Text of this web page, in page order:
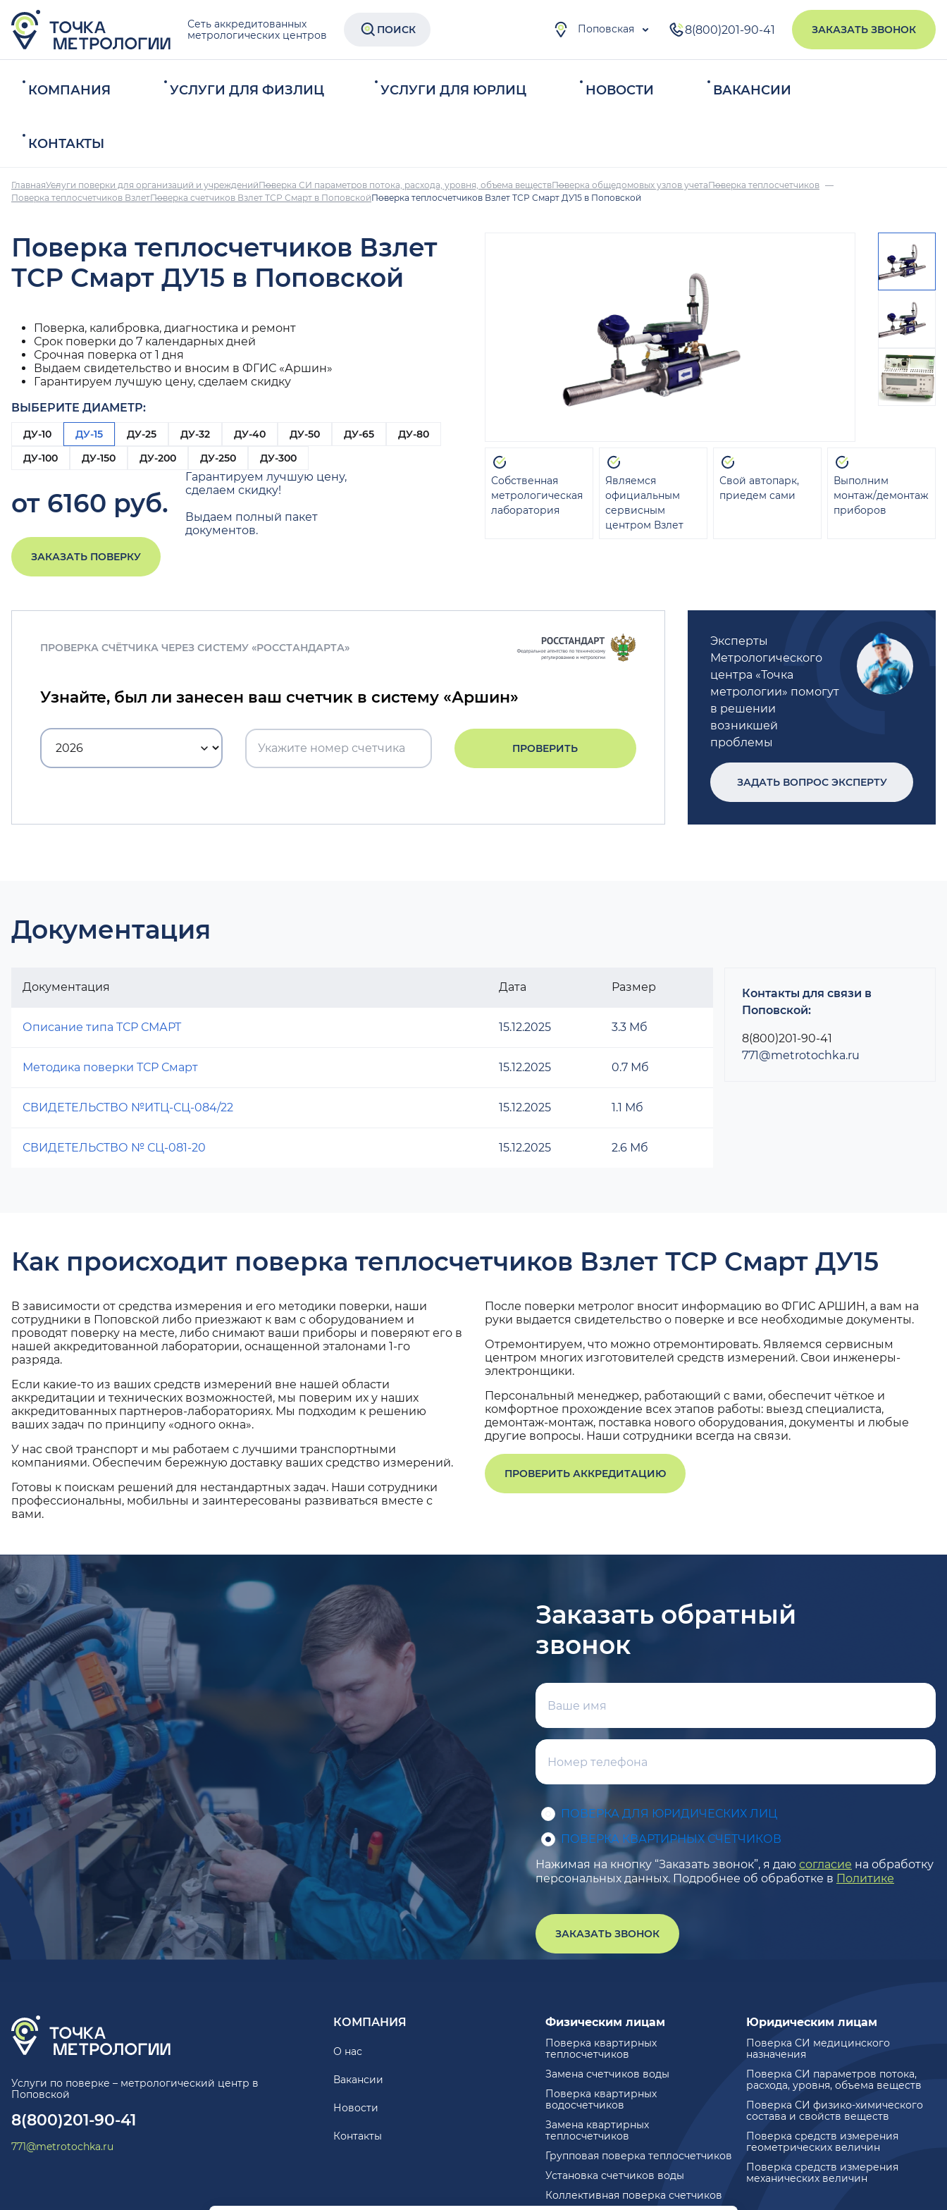
Сеть аккредитованных
метрологических центров
ПОИСК Поповская 8(800)201-90-41 ЗАКАЗАТЬ ЗВОНОК
КОМПАНИЯ УСЛУГИ ДЛЯ ФИЗЛИЦ УСЛУГИ ДЛЯ ЮРЛИЦ НОВОСТИ ВАКАНСИИ
КОНТАКТЫ
ГлавнаяУслуги поверки для организаций и учрежденийПоверка СИ параметров потока, расхода, уровня, объема веществПоверка общедомовых узлов учетаПоверка теплосчетчиков
Поверка теплосчетчиков ВзлетПоверка счетчиков Взлет ТСР Смарт в ПоповскойПоверка теплосчетчиков Взлет ТСР Смарт ДУ15 в Поповской
Поверка теплосчетчиков Взлет
ТСР Смарт ДУ15 в Поповской
Поверка, калибровка, диагностика и ремонт
Срок поверки до 7 календарных дней
Срочная поверка от 1 дня
Выдаем свидетельство и вносим в ФГИС «Аршин»
Гарантируем лучшую цену, сделаем скидку
ВЫБЕРИТЕ ДИАМЕТР:
ДУ-10 ДУ-15 ДУ-25 ДУ-32 ДУ-40 ДУ-50 ДУ-65
ДУ-80
ДУ-100
ДУ-150 ДУ-200 ДУ-250 ДУ-300
от 6160 руб.
Гарантируем лучшую цену,
сделаем скидку!
Выдаем полный пакет
документов.
ЗАКАЗАТЬ ПОВЕРКУ
Собственная
метрологическая
лаборатория
Являемся
официальным
сервисным
центром Взлет
Свой автопарк,
приедем сами
Выполним
монтаж/демонтаж
приборов
ПРОВЕРКА СЧЁТЧИКА ЧЕРЕЗ СИСТЕМУ «РОССТАНДАРТА»
Узнайте, был ли занесен ваш счетчик в систему «Аршин»
ПРОВЕРИТЬ
Эксперты
Метрологического
центра «Точка
метрологии» помогут
в решении
возникшей
проблемы
ЗАДАТЬ ВОПРОС ЭКСПЕРТУ
Документация
Документация Дата Размер
Описание типа ТСР СМАРТ 15.12.2025 3.3 Мб
Методика поверки ТСР Смарт 15.12.2025 0.7 Мб
СВИДЕТЕЛЬСТВО №ИТЦ-СЦ-084/22 15.12.2025 1.1 Мб
СВИДЕТЕЛЬСТВО № СЦ-081-20 15.12.2025 2.6 Мб
Контакты для связи в
Поповской:
8(800)201-90-41
771@metrotochka.ru
Как происходит поверка теплосчетчиков Взлет ТСР Смарт ДУ15
В зависимости от средства измерения и его методики поверки, наши
сотрудники в Поповской либо приезжают к вам с оборудованием и
проводят поверку на месте, либо снимают ваши приборы и поверяют его в
нашей аккредитованной лаборатории, оснащенной эталонами 1-го
разряда.
Если какие-то из ваших средств измерений вне нашей области
аккредитации и технических возможностей, мы поверим их у наших
аккредитованных партнеров-лабораториях. Мы подходим к решению
ваших задач по принципу «одного окна».
У нас свой транспорт и мы работаем с лучшими транспортными
компаниями. Обеспечим бережную доставку ваших средство измерений.
Готовы к поискам решений для нестандартных задач. Наши сотрудники
профессиональны, мобильны и заинтересованы развиваться вместе с
вами.
После поверки метролог вносит информацию во ФГИС АРШИН, а вам на
руки выдается свидетельство о поверке и все необходимые документы.
Отремонтируем, что можно отремонтировать. Являемся сервисным
центром многих изготовителей средств измерений. Свои инженеры-
электронщики.
Персональный менеджер, работающий с вами, обеспечит чёткое и
комфортное прохождение всех этапов работы: выезд специалиста,
демонтаж-монтаж, поставка нового оборудования, документы и любые
другие вопросы. Наши сотрудники всегда на связи.
ПРОВЕРИТЬ АККРЕДИТАЦИЮ
Заказать обратный
звонок
ПОВЕРКА ДЛЯ ЮРИДИЧЕСКИХ ЛИЦ
ПОВЕРКА КВАРТИРНЫХ СЧЕТЧИКОВ
Нажимая на кнопку “Заказать звонок”, я даю согласие на обработку
персональных данных. Подробнее об обработке в Политике
ЗАКАЗАТЬ ЗВОНОК
Услуги по поверке – метрологический центр в
Поповской
8(800)201-90-41
771@metrotochka.ru
КОМПАНИЯ
О нас
Вакансии
Новости
Контакты
Физическим лицам
Поверка квартирных
теплосчетчиков
Замена счетчиков воды
Поверка квартирных
водосчетчиков
Замена квартирных
теплосчетчиков
Групповая поверка теплосчетчиков
Установка счетчиков воды
Коллективная поверка счетчиков
Юридическим лицам
Поверка СИ медицинского
назначения
Поверка СИ параметров потока,
расхода, уровня, объема веществ
Поверка СИ физико-химического
состава и свойств веществ
Поверка средств измерения
геометрических величин
Поверка средств измерения
механических величин